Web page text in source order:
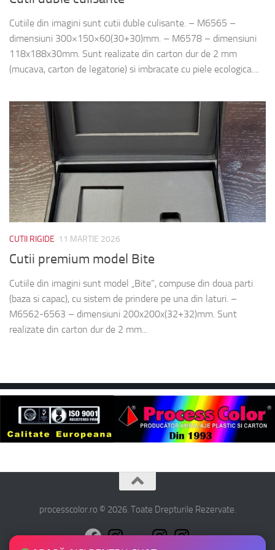
Cutiile din imagini sunt cutii duble culisante. – M6565 –
dimensiuni 300×150×60(30+30)mm. – M6578 – dimensiuni
118x188x30mm. Sunt realizate din carton dur de 2 mm
(mucava, carton de legatorie) si imbracate cu piele ecologica....
CUTII RIGIDE 11 MARTIE 2026
Cutii premium model Bite
Cutiile din imagini sunt model „Bite”, compuse din doua parti
(baza si capac), cu sistem de prindere pe una din laturi. –
M6562-6563 – dimensiuni 200x200x(32+32)mm. Sunt
realizate din carton dur de 2 mm...
processcolor.ro © 2026. Toate Drepturile Rezervate.